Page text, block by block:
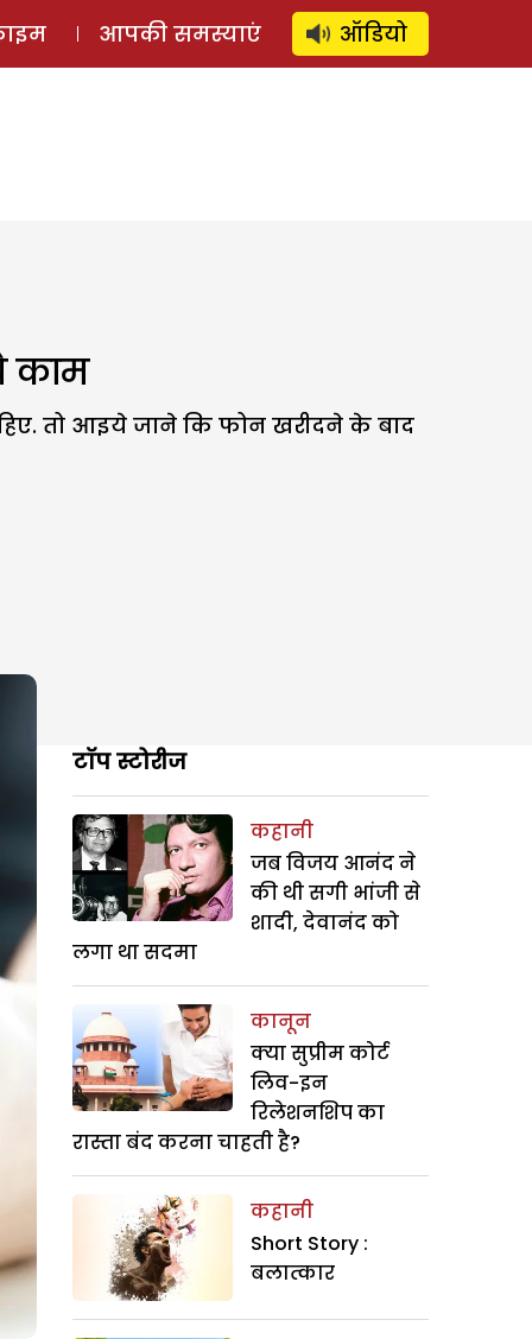
लॉग इन ⚲ SUBSCRIBE
आपकी समस्याएं ऑडियो
काम
तो आइये जाने कि फोन खरीदने के बाद
टॉप स्टोरीज
कहानी
जब विजय आनंद ने
की थी सगी भांजी से
शादी, देवानंद को
लगा था सदमा
कानून
क्या सुप्रीम कोर्ट
लिव-इन
रिलेशनशिप का
रास्ता बंद करना चाहती है?
कहानी
Short Story :
बलात्कार